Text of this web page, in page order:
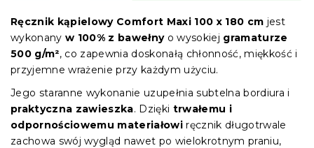
Ręcznik kąpielowy Comfort Maxi 100 x 180 cm jest
wykonany w 100% z bawełnyo wysokiej gramaturze
500 g/m², co zapewnia doskonałą chłonność, miękkość i
przyjemne wrażenie przy każdym użyciu.
Jego staranne wykonanie uzupełnia subtelna bordiura i
praktyczna zawieszka. Dzięki trwałemu i
odpornościowemu materiałowi ręcznik długotrwale
zachowa swój wygląd nawet po wielokrotnym praniu,